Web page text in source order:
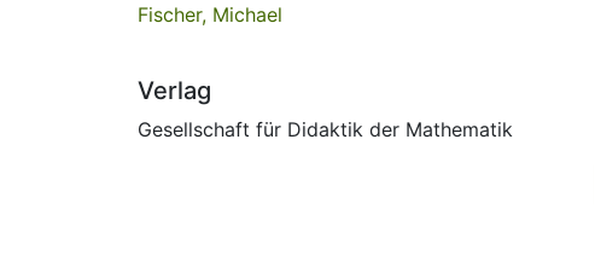
Fischer, Michael
Verlag
Gesellschaft für Didaktik der Mathematik